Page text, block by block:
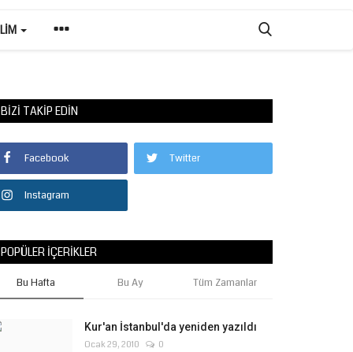
BIZI TAKIP EDIN
Facebook Twitter
Instagram
POPÜLER İÇERIKLER
Bu Hafta Bu Ay Tüm Zamanlar
Kur'an İstanbul'da yeniden yazıldı
Ocak 29, 2010 0